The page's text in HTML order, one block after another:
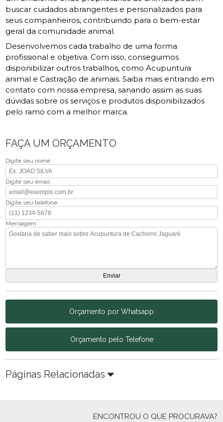
buscar cuidados abrangentes e personalizados para
seus companheiros, contribuindo para o bem-estar
geral da comunidade animal.
Desenvolvemos cada trabalho de uma forma
profissional e objetiva. Com isso, conseguimos
disponibilizar outros trabalhos, como Acupuntura
animal e Castração de animais. Saiba mais entrando em
contato com nossa empresa, sanando assim as suas
dúvidas sobre os serviços e produtos disponibilizados
pelo ramo com a melhor marca.
FAÇA UM ORÇAMENTO
Digite seu nome
Digite seu email
Digite seu telefone
Mensagem
Orçamento por Whatsapp
Orçamento pelo Telefone
Páginas Relacionadas
ENCONTROU O QUE PROCURAVA?